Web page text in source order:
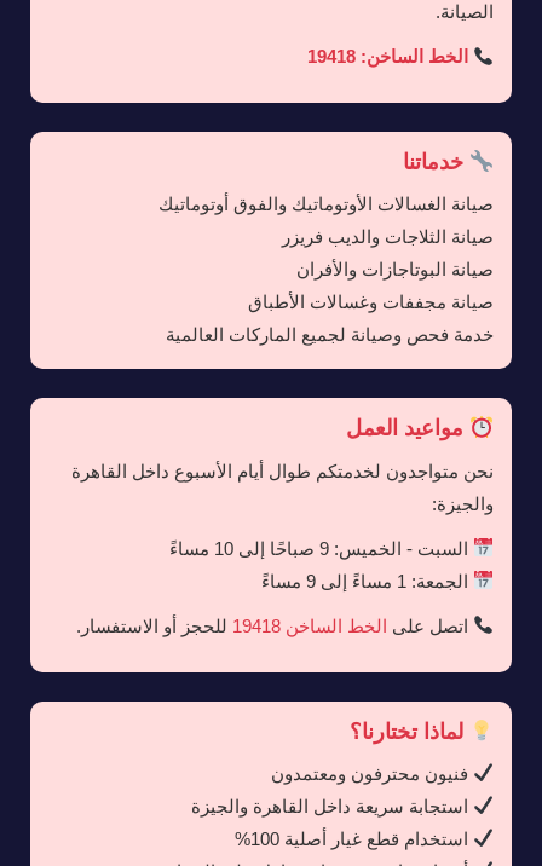
الصيانة.
الخط الساخن: 19418
خدماتنا
صيانة الغسالات الأوتوماتيك والفوق أوتوماتيك
صيانة الثلاجات والديب فريزر
صيانة البوتاجازات والأفران
صيانة مجففات وغسالات الأطباق
خدمة فحص وصيانة لجميع الماركات العالمية
مواعيد العمل
نحن متواجدون لخدمتكم طوال أيام الأسبوع داخل القاهرة
والجيزة:
السبت - الخميس: 9 صباحًا إلى 10 مساءً
الجمعة: 1 مساءً إلى 9 مساءً
اتصل على الخط الساخن 19418 للحجز أو الاستفسار.
لماذا تختارنا؟
فنيون محترفون ومعتمدون
استجابة سريعة داخل القاهرة والجيزة
استخدام قطع غيار أصلية 100%